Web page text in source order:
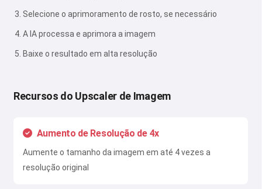
Selecione o aprimoramento de rosto, se necessário
A IA processa e aprimora a imagem
Baixe o resultado em alta resolução
Recursos do Upscaler de Imagem
Aumento de Resolução de 4x
Aumente o tamanho da imagem em até 4 vezes a
resolução original